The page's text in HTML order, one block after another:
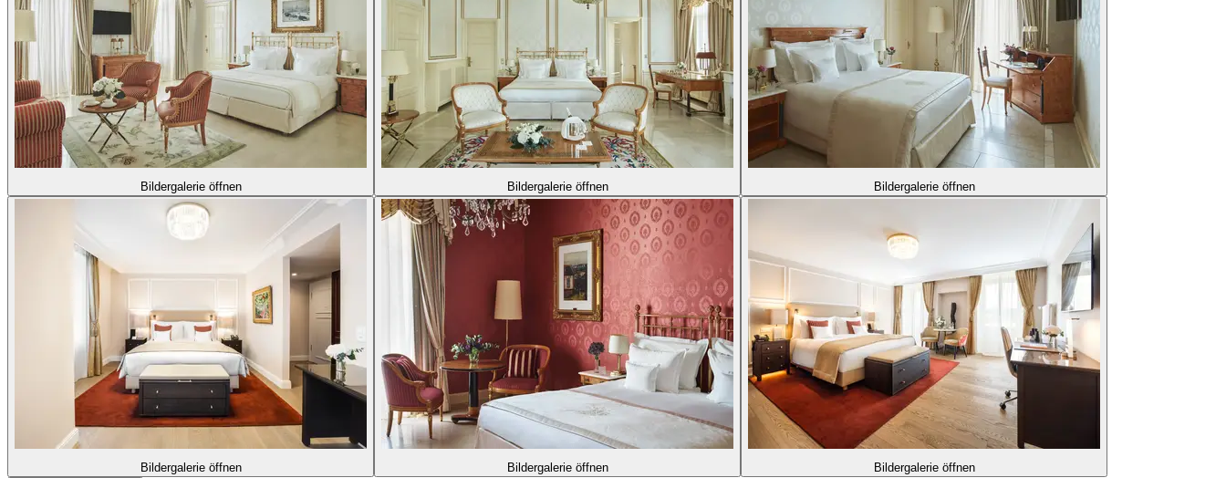
Bildergalerie öffnen Bildergalerie öffnen Bildergalerie öffnen
Bildergalerie öffnen Bildergalerie öffnen
Bildergalerie öffnen